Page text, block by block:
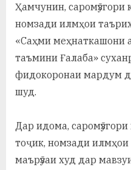
Ҳамчунин,
номзади илмҳои
«Саҳми меҳнаткашони
таъмини Ғалаба»
фидокоронаи мардум
шуд.
Дар идома,
тоҷик, номзади
маърӯзаи худ дар